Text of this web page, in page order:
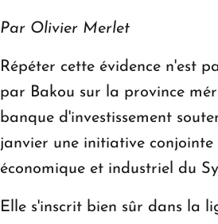
Par Olivier Merlet
Répéter cette évidence n'est
par Bakou sur la province
banque d'investissement
janvier une initiative conjointe
économique et industriel du
Elle s'inscrit bien sûr dans la